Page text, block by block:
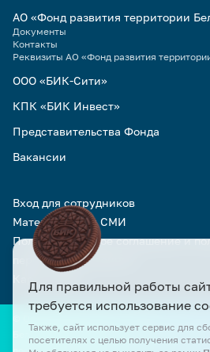
АО «Фонд развития территории
Документы
Контакты
Реквизиты АО «Фонд развития
ООО «БИК-Сити»
КПК «БИК Инвест»
Представительства Фонда
Вакансии
Вход для сотрудников
Материалы для СМИ
Пользовательское соглашение и
персональных данных
Белгородской области». Все права
Для правильной работы
требуется использование
Также, сайт использует сервис для
посетителях с целью получения